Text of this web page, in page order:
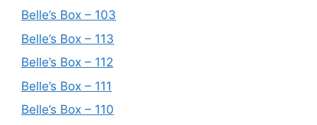
Belle’s Box – 103
Belle’s Box – 113
Belle’s Box – 112
Belle’s Box – 111
Belle’s Box – 110